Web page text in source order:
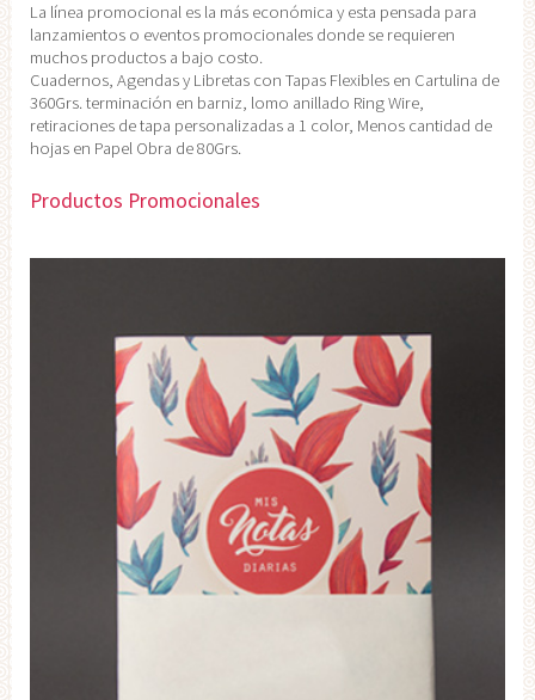
La línea promocional es la más económica y esta pensada para
lanzamientos o eventos promocionales donde se requieren
muchos productos a bajo costo.
Cuadernos, Agendas y Libretas con Tapas Flexibles en Cartulina de
360Grs. terminación en barniz, lomo anillado Ring Wire,
retiraciones de tapa personalizadas a 1 color, Menos cantidad de
hojas en Papel Obra de 80Grs.
Productos Promocionales